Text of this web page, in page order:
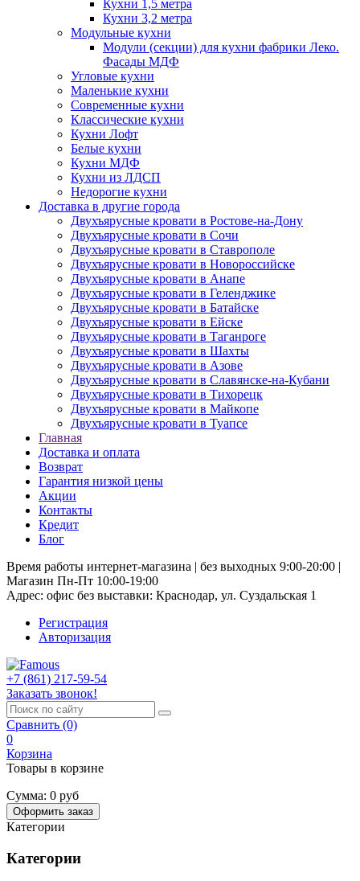
Кухни 1,5 метра
Кухни 3,2 метра
Модульные кухни
Модули (секции) для кухни фабрики Леко.
Фасады МДФ
Угловые кухни
Маленькие кухни
Современные кухни
Классические кухни
Кухни Лофт
Белые кухни
Кухни МДФ
Кухни из ЛДСП
Недорогие кухни
Доставка в другие города
Двухъярусные кровати в Ростове-на-Дону
Двухъярусные кровати в Сочи
Двухъярусные кровати в Ставрополе
Двухъярусные кровати в Новороссийске
Двухъярусные кровати в Анапе
Двухъярусные кровати в Геленджике
Двухъярусные кровати в Батайске
Двухъярусные кровати в Ейске
Двухъярусные кровати в Таганроге
Двухъярусные кровати в Шахты
Двухъярусные кровати в Азове
Двухъярусные кровати в Славянске-на-Кубани
Двухъярусные кровати в Тихорецк
Двухъярусные кровати в Майкопе
Двухъярусные кровати в Туапсе
Главная
Доставка и оплата
Возврат
Гарантия низкой цены
Акции
Контакты
Кредит
Блог
Время работы интернет-магазина | без выходных 9:00-20:00 |
Магазин Пн-Пт 10:00-19:00
Адрес: офис без выставки: Краснодар, ул. Суздальская 1
Регистрация
Авторизация
+7 (861) 217-59-54
Заказать звонок!
Сравнить (0)
0
Корзина
Товары в корзине
Сумма: 0 руб
Оформить заказ
Категории
Категории